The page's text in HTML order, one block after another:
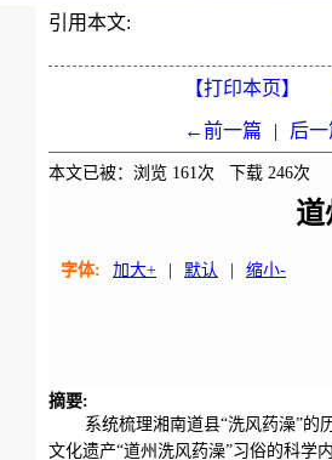
引用本文:
【打印本页】
←前一篇 | 后
本文已被：浏览 161次 下载 246次
道
字体: 加大+ 默认 缩小-
摘要:
系统梳理湘南道县“洗风药澡”的
文化遗产“道州洗风药澡”习俗的科学